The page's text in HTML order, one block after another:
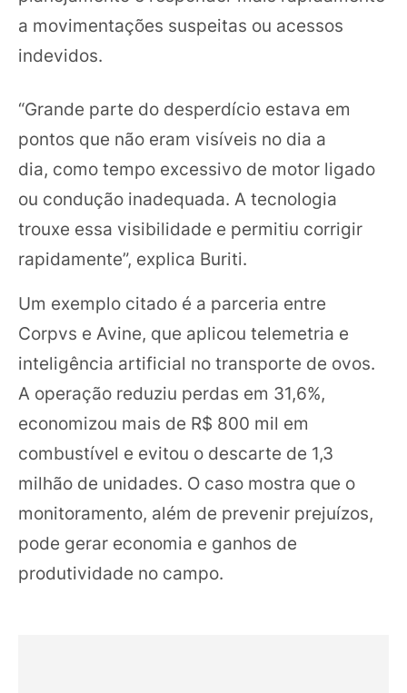
a movimentações suspeitas ou acessos
indevidos.
“Grande parte do desperdício estava em
pontos que não eram visíveis no dia a
dia, como tempo excessivo de motor ligado
ou condução inadequada. A tecnologia
trouxe essa visibilidade e permitiu corrigir
rapidamente”, explica Buriti.
Um exemplo citado é a parceria entre
Corpvs e Avine, que aplicou telemetria e
inteligência artificial no transporte de ovos.
A operação reduziu perdas em 31,6%,
economizou mais de R$ 800 mil em
combustível e evitou o descarte de 1,3
milhão de unidades. O caso mostra que o
monitoramento, além de prevenir prejuízos,
pode gerar economia e ganhos de
produtividade no campo.